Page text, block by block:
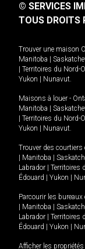
© SERVICES
TOUS DROITS
Trouver une maison
Manitoba
Territoires du Nord-
Yukon
Nunavut.
Maisons à louer -
Manitoba
Territoires du Nord-
Yukon
Nunavut.
Trouver des courtiers
Manitoba
Labrador
Territoires
Édouard
Yukon
Parcourir les bureaux
Manitoba
Labrador
Territoires
Édouard
Yukon
Afficher les